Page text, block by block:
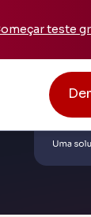
teste
de